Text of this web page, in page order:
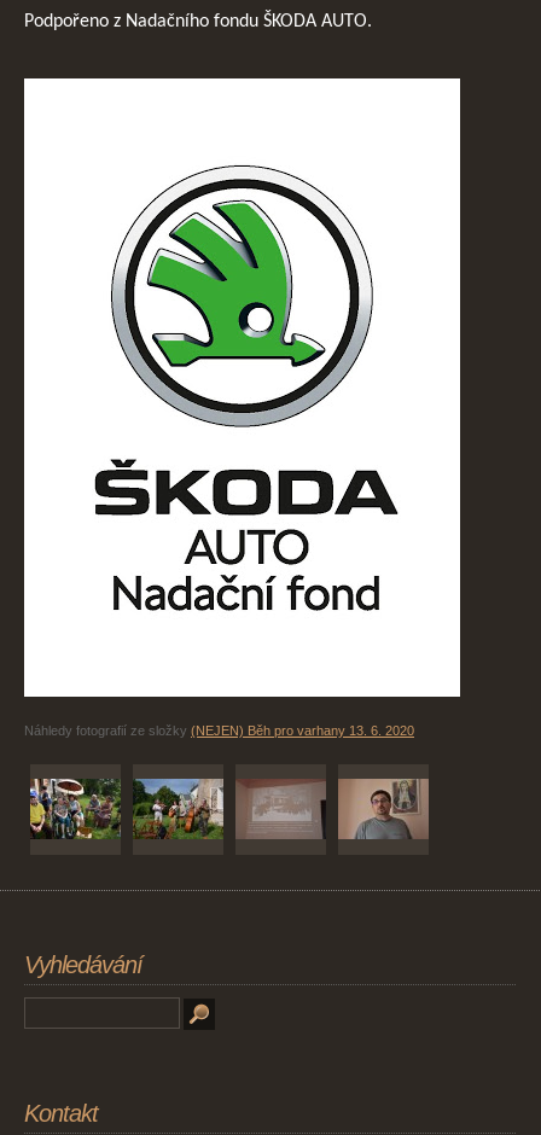
Podpořeno z Nadačního fondu ŠKODA AUTO.
Náhledy fotografií ze složky (NEJEN) Běh pro varhany 13. 6. 2020
Vyhledávání
Kontakt